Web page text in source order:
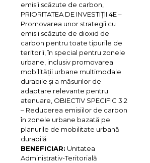
emisii scăzute de carbon,
PRIORITATEA DE INVESTIȚII 4E –
Promovarea unor strategii cu
emisii scăzute de dioxid de
carbon pentru toate tipurile de
teritorii, în special pentru zonele
urbane, inclusiv promovarea
mobilității urbane multimodale
durabile și a măsurilor de
adaptare relevante pentru
atenuare, OBIECTIV SPECIFIC 3.2
– Reducerea emisiilor de carbon
în zonele urbane bazată pe
planurile de mobilitate urbană
durabilă
BENEFICIAR: Unitatea
Administrativ-Teritorială